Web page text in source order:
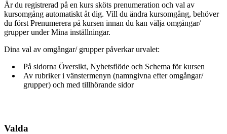
Är du registrerad på en kurs sköts prenumeration och val av
kursomgång automatiskt åt dig. Vill du ändra kursomgång, behöver
du först Prenumerera på kursen innan du kan välja omgångar/
grupper under Mina inställningar.
Dina val av omgångar/ grupper påverkar urvalet:
På sidorna Översikt, Nyhetsflöde och Schema för kursen
Av rubriker i vänstermenyn (namngivna efter omgångar/
grupper) och med tillhörande sidor
Valda